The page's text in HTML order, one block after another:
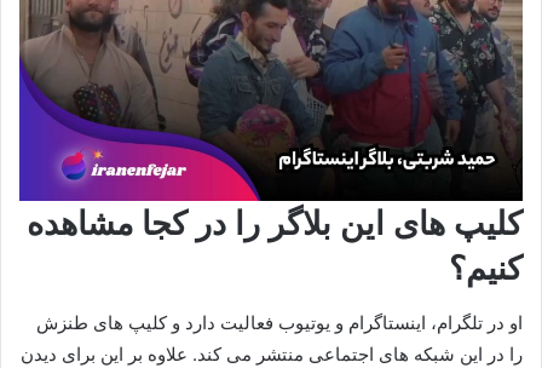
کلیپ های این بلاگر را در کجا مشاهده
کنیم؟
او در تلگرام، اینستاگرام و یوتیوب فعالیت دارد و کلیپ های طنزش
را در این شبکه های اجتماعی منتشر می کند. علاوه بر این برای دیدن